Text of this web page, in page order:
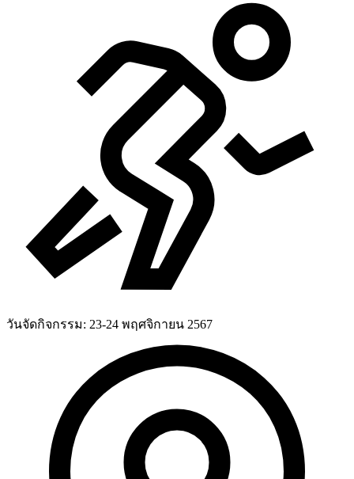
วันจัดกิจกรรม: 23-24 พฤศจิกายน 2567